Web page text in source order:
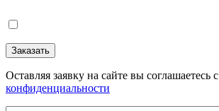
Оставляя заявку на сайте вы соглашаетесь с
конфиденциальности